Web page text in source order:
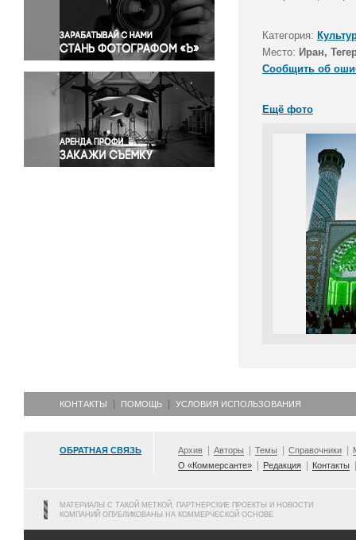
Правосудие
Происшествия и конфликты
Религия
Светская жизнь
Спорт
Экология
Экономика и бизнес
Категория:
Место: Иран,
Сообщить об
Ещё фото
КОНТАКТЫ ПОМОЩЬ УСЛОВИЯ ИСПОЛЬЗОВАНИЯ
ОБРАТНАЯ СВЯЗЬ Архив Авторы Темы Справочники
О «Коммерсанте»
Редакция Контакты
МАТЕРИАЛЫ С ТАКОЙ МЕТКОЙ, ПАРТНЕРСКИЕ ПРОЕКТЫ И НОВОСТИ
КОМПАНИЙ ОПУБЛИКОВАНЫ НА КОММЕРЧЕСКОЙ ОСНОВЕ